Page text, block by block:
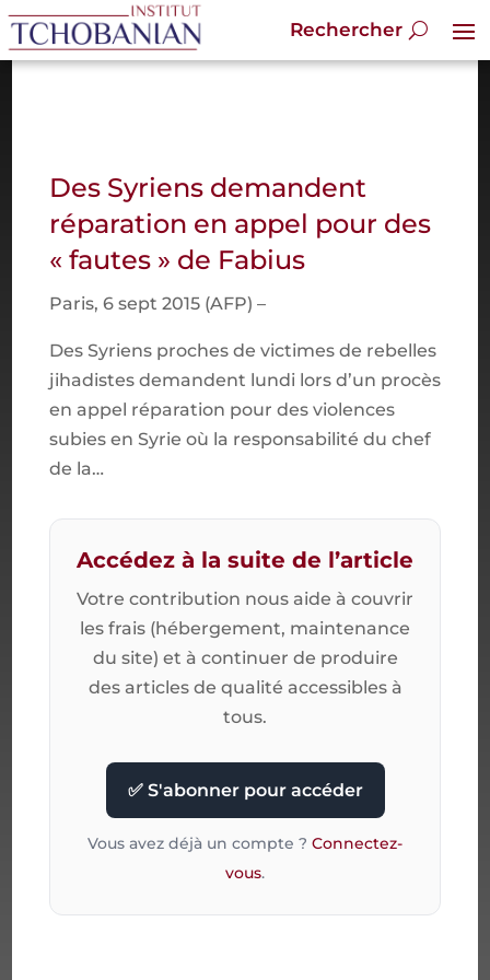
Des Syriens demandent
réparation en appel pour des
« fautes » de Fabius
Paris, 6 sept 2015 (AFP) –
Des Syriens proches de victimes de rebelles
jihadistes demandent lundi lors d’un procès
en appel réparation pour des violences
subies en Syrie où la responsabilité du chef
de la…
Accédez à la suite de l’article
Votre contribution nous aide à couvrir
les frais (hébergement, maintenance
du site) et à continuer de produire
des articles de qualité accessibles à
tous.
✅ S'abonner pour accéder
Vous avez déjà un compte ? Connectez-
vous.